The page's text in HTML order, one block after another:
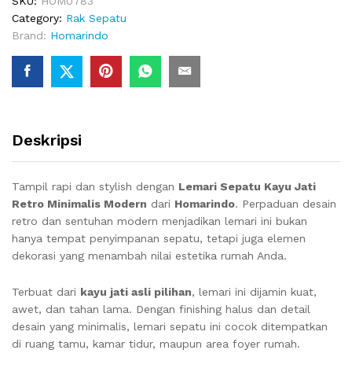
Category: Rak Sepatu
Brand: Homarindo
Deskripsi
Tampil rapi dan stylish dengan Lemari Sepatu Kayu Jati
Retro Minimalis Modern dari Homarindo. Perpaduan desain
retro dan sentuhan modern menjadikan lemari ini bukan
hanya tempat penyimpanan sepatu, tetapi juga elemen
dekorasi yang menambah nilai estetika rumah Anda.
Terbuat dari kayu jati asli pilihan, lemari ini dijamin kuat,
awet, dan tahan lama. Dengan finishing halus dan detail
desain yang minimalis, lemari sepatu ini cocok ditempatkan
di ruang tamu, kamar tidur, maupun area foyer rumah.